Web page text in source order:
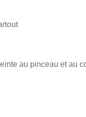
au pinceau et au